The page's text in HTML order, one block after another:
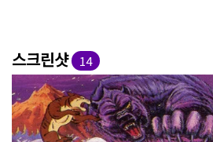
스크린샷 14